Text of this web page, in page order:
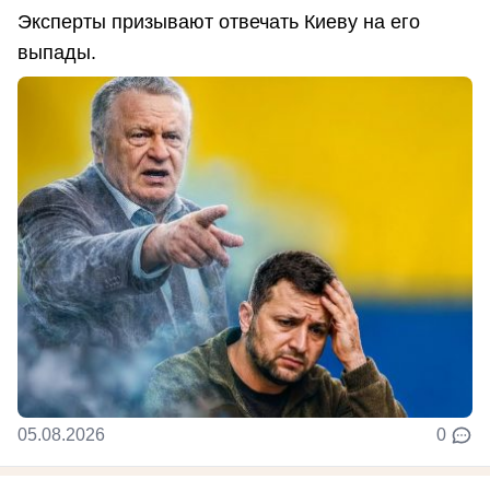
Эксперты призывают отвечать Киеву на его
выпады.
05.08.2026 0